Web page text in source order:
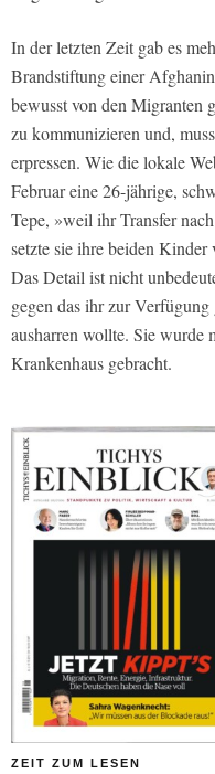
In der letzten Zeit gab es
Brandstiftung einer
bewusst von den Migranten
zu kommunizieren und,
erpressen. Wie die lokale
Februar eine 26-jährige,
Tepe, »weil ihr Transfer
setzte sie ihre beiden Kinder
Das Detail ist nicht
gegen das ihr zur
ausharren wollte. Sie wurde
Krankenhaus gebracht.
ZEIT ZUM LESEN